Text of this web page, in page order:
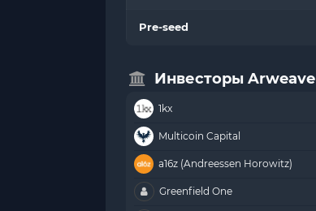
Pre-seed
Инвесторы Arweave
1kx
Multicoin Capital
a16z (Andreessen Horowitz)
Greenfield One